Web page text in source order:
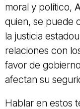
moral y político,
quien, se puede
la justicia
relaciones con
favor de
afectan su
Hablar en estos